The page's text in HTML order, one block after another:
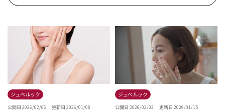
ジュベルック
公開日 2026/02/06 更新日 2026/01/08
ジュベルック
公開日 2026/02/03 更新日 2026/01/15